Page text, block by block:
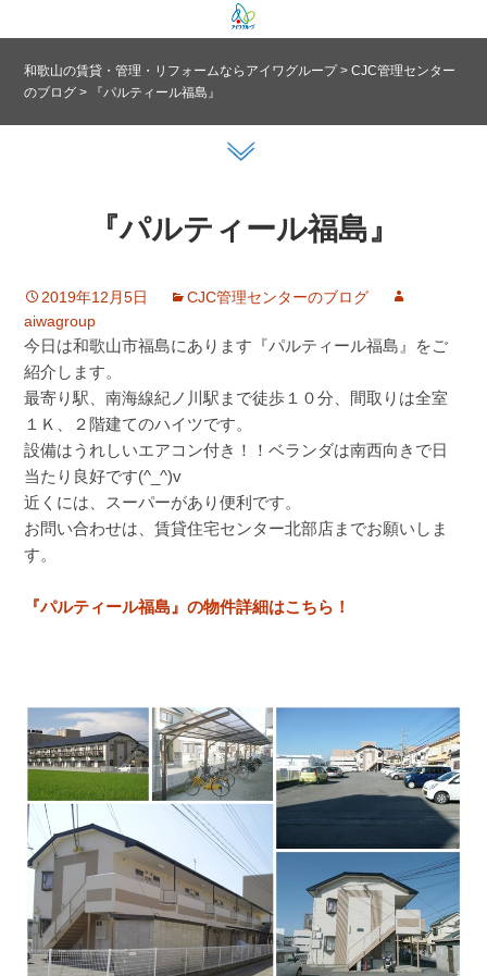
和歌山の賃貸・管理・リフォームならアイワグループ>CJC管理センター
のブログ > 『パルティール福島』
『パルティール福島』
2019年12月5日
CJC管理センターのブログ
aiwagroup
今日は和歌山市福島にあります『パルティール福島』をご
紹介します。
最寄り駅、南海線紀ノ川駅まで徒歩１０分、間取りは全室
１Ｋ、２階建てのハイツです。
設備はうれしいエアコン付き！！ベランダは南西向きで日
当たり良好です(^_^)v
近くには、スーパーがあり便利です。
お問い合わせは、賃貸住宅センター北部店までお願いしま
す。
『パルティール福島』の物件詳細はこちら！